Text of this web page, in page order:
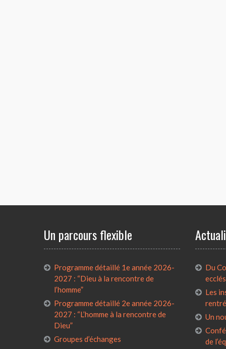
Un parcours flexible
Programme détaillé 1e année 2026-
2027 : “Dieu à la rencontre de
l’homme”
Programme détaillé 2e année 2026-
2027 : “L’homme à la rencontre de
Dieu”
Groupes d’échanges
Du
Les
Un
de